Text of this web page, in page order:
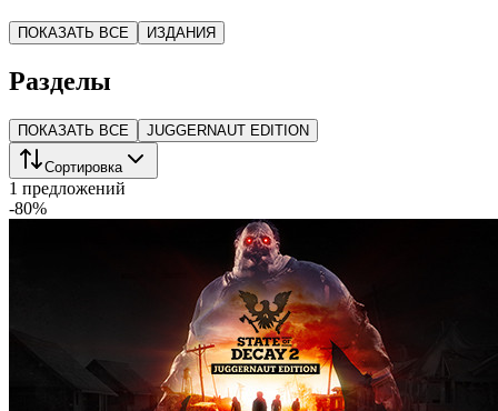
ПОКАЗАТЬ ВСЕ ИЗДАНИЯ
Разделы
ПОКАЗАТЬ ВСЕ JUGGERNAUT EDITION
Сортировка
1 предложений
-80%